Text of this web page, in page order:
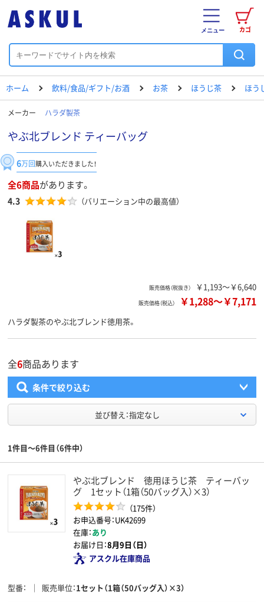
カゴ
メニュー
ホーム 飲料/食品/ギフト/お酒 お茶 ほうじ茶 ほう
メーカー ハラダ製茶
やぶ北ブレンド ティーバッグ
6万回購入いただきました！
全6商品があります。
4.3 （バリエーション中の最高値）
販売価格（税抜き） ￥1,193～￥6,640
販売価格（税込） ￥1,288～￥7,171
ハラダ製茶のやぶ北ブレンド徳用茶。
全6商品あります
条件で絞り込む
並び替え：指定なし
1件目～6件目（6件中）
やぶ北ブレンド 徳用ほうじ茶 ティーバッ
グ 1セット（1箱（50バッグ入）×3）
（175件）
お申込番号：UK42699
在庫：あり
お届け日：8月9日（日）
アスクル在庫商品
型番 販売単位 1セット（1箱（50バッグ入）×3）